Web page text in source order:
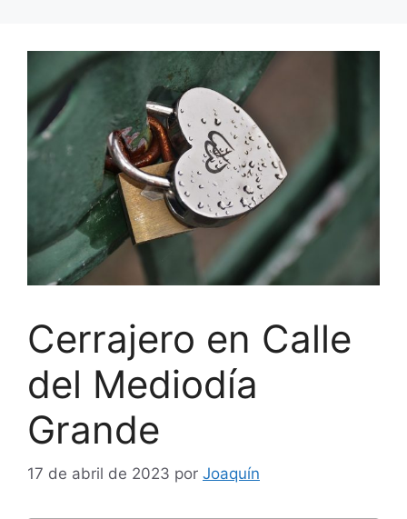
Cerrajero en Calle
del Mediodía
Grande
17 de abril de 2023 por Joaquín